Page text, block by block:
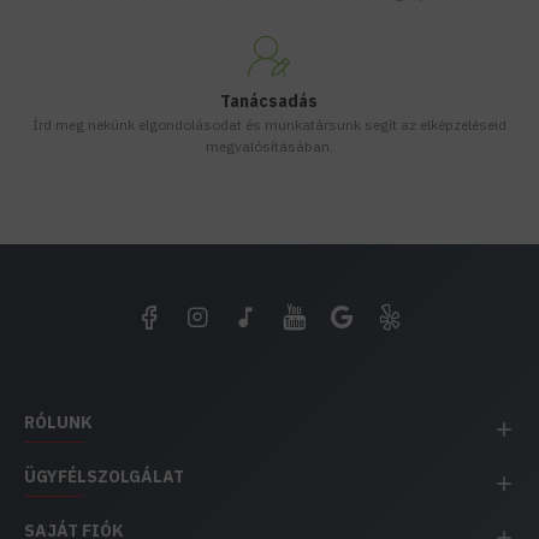
Tanácsadás
Írd meg nekünk elgondolásodat és munkatársunk segít az elképzeléseid
megvalósításában.
RÓLUNK
ÜGYFÉLSZOLGÁLAT
SAJÁT FIÓK